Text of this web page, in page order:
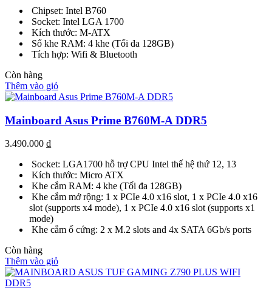
Chipset: Intel B760
Socket: Intel LGA 1700
Kích thước: M-ATX
Số khe RAM: 4 khe (Tối đa 128GB)
Tích hợp: Wifi & Bluetooth
Còn hàng
Thêm vào giỏ
Mainboard Asus Prime B760M-A DDR5
3.490.000 ₫
Socket: LGA1700 hỗ trợ CPU Intel thế hệ thứ 12, 13
Kích thước: Micro ATX
Khe cắm RAM: 4 khe (Tối đa 128GB)
Khe cắm mở rộng: 1 x PCIe 4.0 x16 slot, 1 x PCIe 4.0 x16
slot (supports x4 mode), 1 x PCIe 4.0 x16 slot (supports x1
mode)
Khe cắm ổ cứng: 2 x M.2 slots and 4x SATA 6Gb/s ports
Còn hàng
Thêm vào giỏ